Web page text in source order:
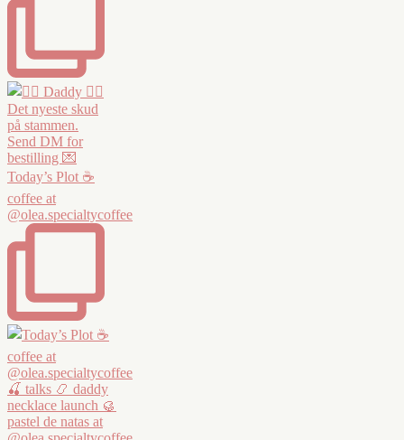
Today’s Plot ☕️
coffee at
@olea.specialtycoffee